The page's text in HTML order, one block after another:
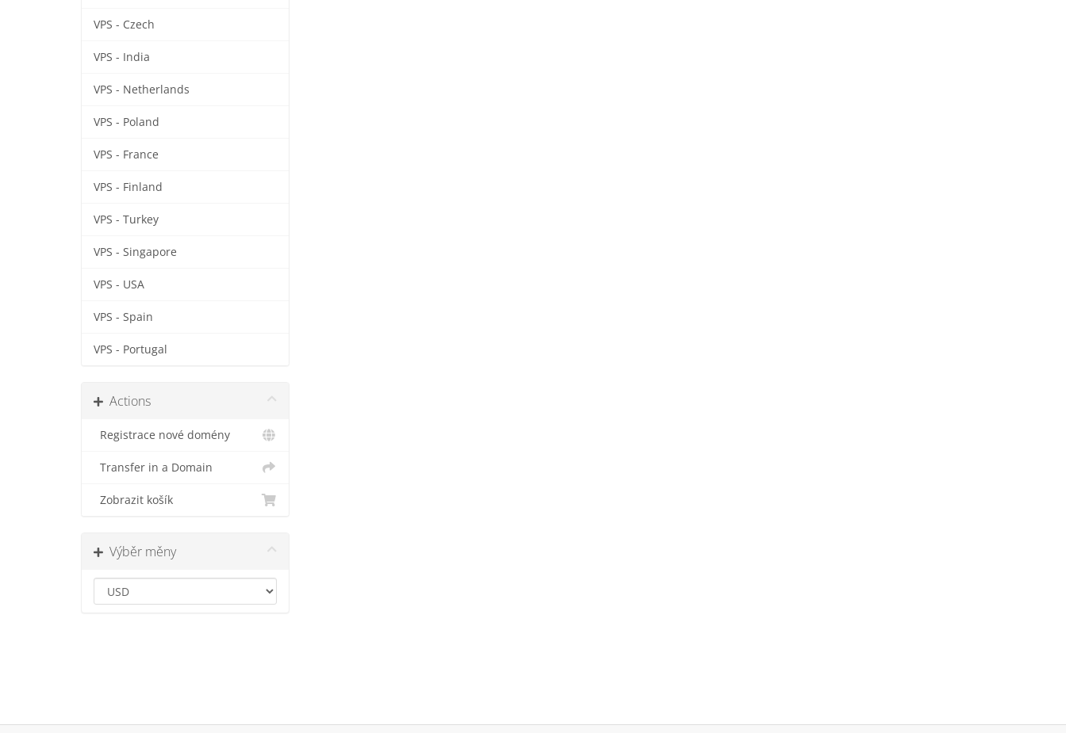
VPS - Czech
VPS - India
VPS - Netherlands
VPS - Poland
VPS - France
VPS - Finland
VPS - Turkey
VPS - Singapore
VPS - USA
VPS - Spain
VPS - Portugal
Actions
Registrace nové domény
Transfer in a Domain
Zobrazit košík
Výběr měny